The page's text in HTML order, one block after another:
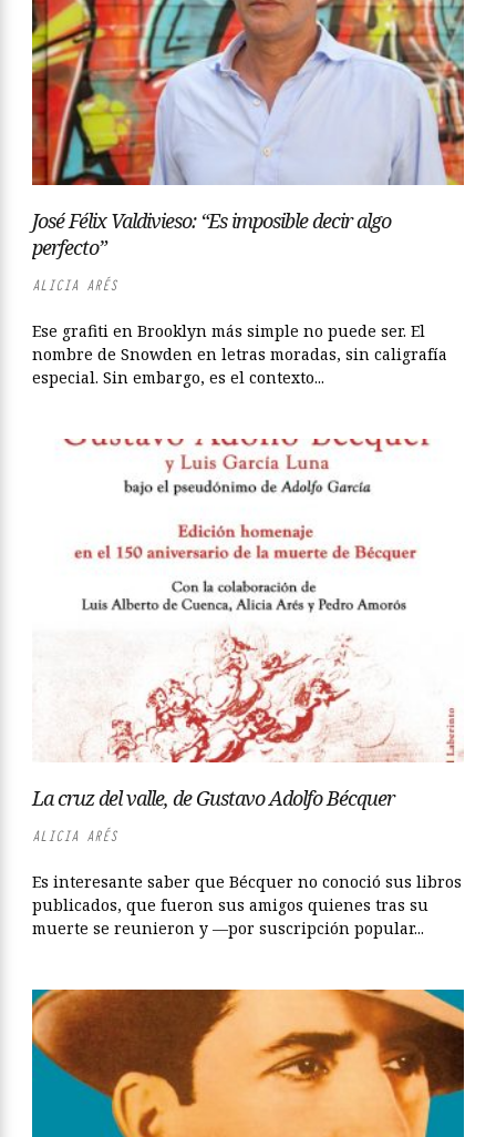
José Félix Valdivieso: “Es imposible decir algo
perfecto”
ALICIA ARÉS
Ese grafiti en Brooklyn más simple no puede ser. El
nombre de Snowden en letras moradas, sin caligrafía
especial. Sin embargo, es el contexto...
La cruz del valle, de Gustavo Adolfo Bécquer
ALICIA ARÉS
Es interesante saber que Bécquer no conoció sus libros
publicados, que fueron sus amigos quienes tras su
muerte se reunieron y —por suscripción popular...